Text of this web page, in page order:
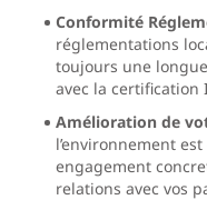
Conformité
réglementations
toujours une
avec la certification
Amélioration de
l’environnement
engagement
relations avec vos